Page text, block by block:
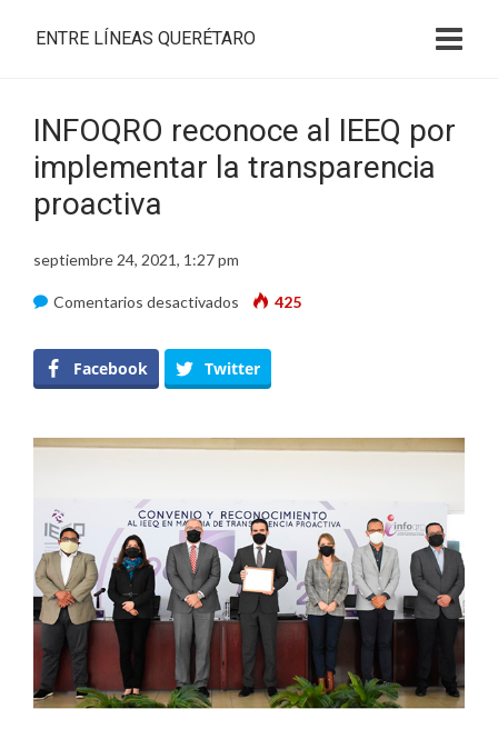
ENTRE LÍNEAS QUERÉTARO
INFOQRO reconoce al IEEQ por
implementar la transparencia
proactiva
septiembre 24, 2021, 1:27 pm
Comentarios desactivados en
reconoce
al
por
la
transparencia
proactiva
425
Facebook Twitter